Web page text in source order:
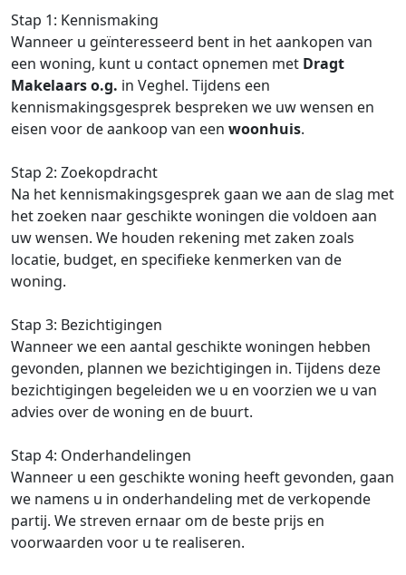
Stap 1: Kennismaking
Wanneer u geïnteresseerd bent in het aankopen van
een woning, kunt u contact opnemen met Dragt
Makelaars o.g. in Veghel. Tijdens een
kennismakingsgesprek bespreken we uw wensen en
eisen voor de aankoop van een woonhuis.
Stap 2: Zoekopdracht
Na het kennismakingsgesprek gaan we aan de slag met
het zoeken naar geschikte woningen die voldoen aan
uw wensen. We houden rekening met zaken zoals
locatie, budget, en specifieke kenmerken van de
woning.
Stap 3: Bezichtigingen
Wanneer we een aantal geschikte woningen hebben
gevonden, plannen we bezichtigingen in. Tijdens deze
bezichtigingen begeleiden we u en voorzien we u van
advies over de woning en de buurt.
Stap 4: Onderhandelingen
Wanneer u een geschikte woning heeft gevonden, gaan
we namens u in onderhandeling met de verkopende
partij. We streven ernaar om de beste prijs en
voorwaarden voor u te realiseren.